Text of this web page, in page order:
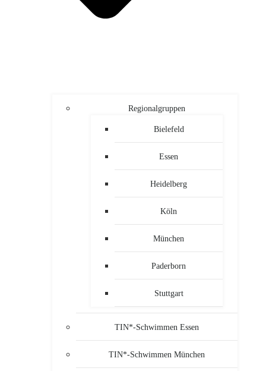
Regionalgruppen
Bielefeld
Essen
Heidelberg
Köln
München
Paderborn
Stuttgart
TIN*-Schwimmen Essen
TIN*-Schwimmen München